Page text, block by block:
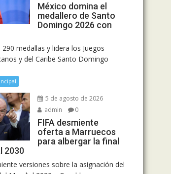
México domina el
medallero de Santo
Domingo 2026 con
medallas y lidera los Juegos
y del Caribe Santo Domingo
5 de agosto de 2026
admin
0
FIFA desmiente
oferta a Marruecos
para albergar la final
2030
versiones sobre la asignación del